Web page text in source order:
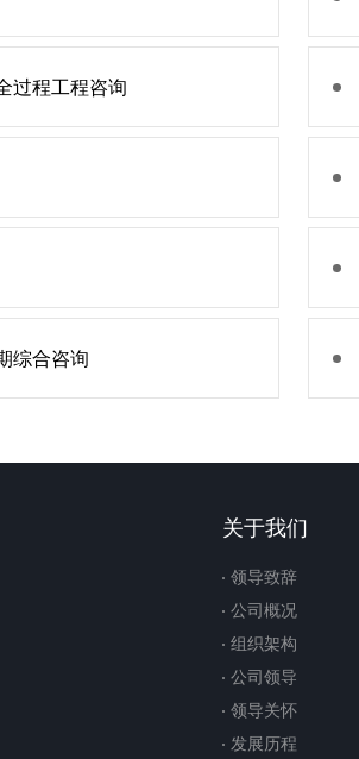
过程工程咨询
综合咨询
关于我们
领导致辞
公司概况
组织架构
公司领导
领导关怀
发展历程